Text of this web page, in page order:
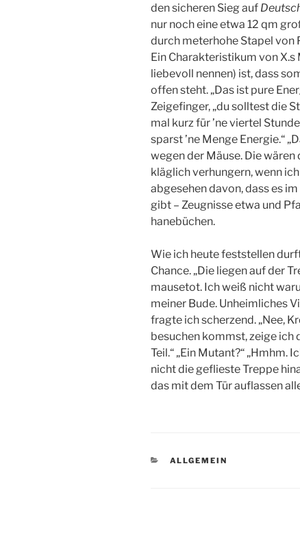
den sicheren Sieg auf
nur noch eine etwa 12 qm
durch meterhohe Stapel von
Ein Charakteristikum von
liebevoll nennen) ist, dass
offen steht. „Das ist pure
Zeigefinger, „du solltest die
mal kurz für ’ne viertel
sparst ’ne Menge Energie.“
wegen der Mäuse. Die
kläglich verhungern, wenn
abgesehen davon, dass es
gibt – Zeugnisse etwa und
hanebüchen.
Wie ich heute feststellen
Chance. „Die liegen auf der
mausetot. Ich weiß nicht
meiner Bude. Unheimliches
fragte ich scherzend. „Nee,
besuchen kommst, zeige ich
Teil.“ „Ein Mutant?“ „Hmhm.
nicht die geflieste Treppe
das mit dem Tür auflassen
KATEGORIEN
ALLGEMEIN